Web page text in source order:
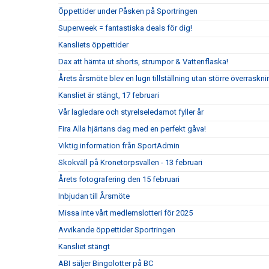
Öppettider under Påsken på Sportringen
Superweek = fantastiska deals för dig!
Kansliets öppettider
Dax att hämta ut shorts, strumpor & Vattenflaska!
Årets årsmöte blev en lugn tillställning utan större
Kansliet är stängt, 17 februari
Vår lagledare och styrelseledamot fyller år
Fira Alla hjärtans dag med en perfekt gåva!
Viktig information från SportAdmin
Skokväll på Kronetorpsvallen - 13 februari
Årets fotografering den 15 februari
Inbjudan till Årsmöte
Missa inte vårt medlemslotteri för 2025
Avvikande öppettider Sportringen
Kansliet stängt
ABI säljer Bingolotter på BC